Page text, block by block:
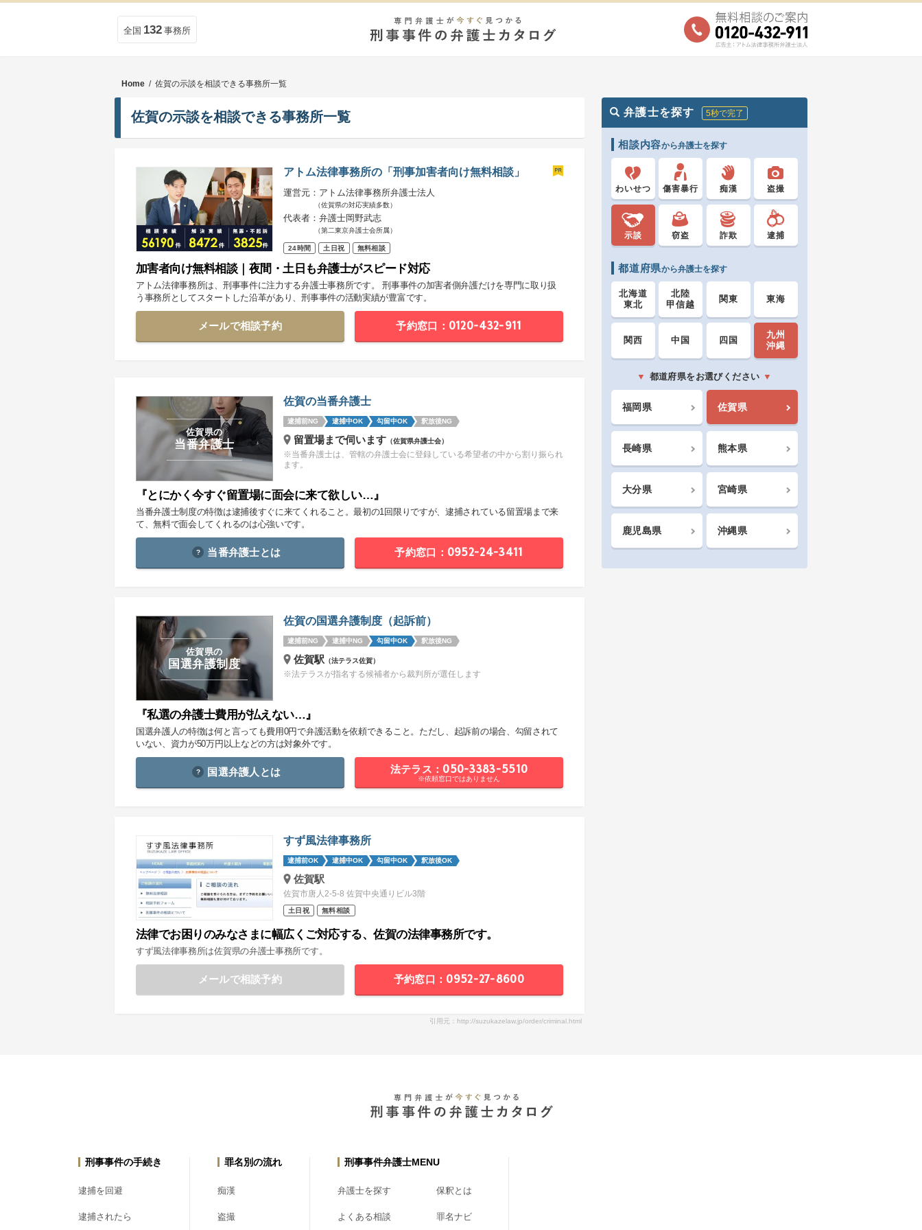
全国 132 事務所
Home / 佐賀の示談を相談できる事務所一覧
佐賀の示談を相談できる事務所一覧
アトム法律事務所の「刑事加害者向け無料相談」
運営元：アトム法律事務所弁護士法人
（佐賀県の対応実績多数）
代表者：弁護士岡野武志
（第二東京弁護士会所属）
24時間 土日祝 無料相談
加害者向け無料相談｜夜間・土日も弁護士がスピード対応
アトム法律事務所は、刑事事件に注力する弁護士事務所です。 刑事事件の加害者側弁護だけを専門に取り扱
う事務所としてスタートした沿革があり、刑事事件の活動実績が豊富です。
メールで相談予約 予約窓口：0120-432-911
佐賀の当番弁護士
逮捕前NG 逮捕中OK 勾留中OK 釈放後NG
佐賀県の
当番弁護士 留置場まで伺います （佐賀県弁護士会）
※当番弁護士は、管轄の弁護士会に登録している希望者の中から割り振られ
ます。
『とにかく今すぐ留置場に面会に来て欲しい…』
当番弁護士制度の特徴は逮捕後すぐに来てくれること。最初の1回限りですが、逮捕されている留置場まで来
て、無料で面会してくれるのは心強いです。
当番弁護士とは 予約窓口：0952-24-3411
佐賀の国選弁護制度（起訴前）
逮捕前NG 逮捕中NG 勾留中OK 釈放後NG
佐賀県の
国選弁護制度 佐賀駅 （法テラス佐賀）
※法テラスが指名する候補者から裁判所が選任します
『私選の弁護士費用が払えない…』
国選弁護人の特徴は何と言っても費用0円で弁護活動を依頼できること。ただし、起訴前の場合、勾留されて
いない、資力が50万円以上などの方は対象外です。
国選弁護人とは 法テラス：050-3383-5510
※依頼窓口ではありません
すず風法律事務所
逮捕前OK 逮捕中OK 勾留中OK 釈放後OK
佐賀駅
佐賀市唐人2-5-8 佐賀中央通りビル3階
土日祝 無料相談
法律でお困りのみなさまに幅広くご対応する、佐賀の法律事務所です。
すず風法律事務所は佐賀県の弁護士事務所です。
メールで相談予約 予約窓口：0952-27-8600
引用元：http://suzukazelaw.jp/order/criminal.html
弁護士を探す 5秒で完了
相談内容から弁護士を探す
わいせつ 傷害暴行 痴漢 盗撮
示談 窃盗 詐欺 逮捕
都道府県から弁護士を探す
北海道
東北
北陸
甲信越
関東 東海
関西 中国 四国
九州
沖縄
都道府県をお選びください
福岡県 佐賀県
長崎県 熊本県
大分県 宮崎県
鹿児島県 沖縄県
刑事事件の手続き
逮捕を回避
逮捕されたら
罪名別の流れ
痴漢
盗撮
刑事事件弁護士MENU
弁護士を探す
よくある相談
保釈とは
罪名ナビ